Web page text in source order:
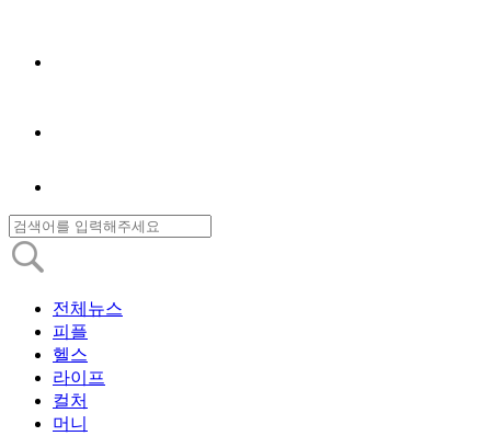
전체뉴스
피플
헬스
라이프
컬처
머니